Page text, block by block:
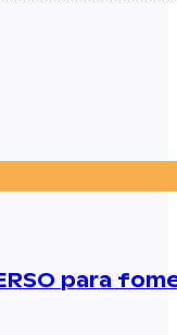
para